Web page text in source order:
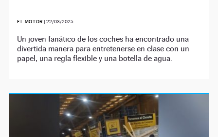
EL MOTOR |22/03/2025
Un joven fanático de los coches ha encontrado una
divertida manera para entretenerse en clase con un
papel, una regla flexible y una botella de agua.